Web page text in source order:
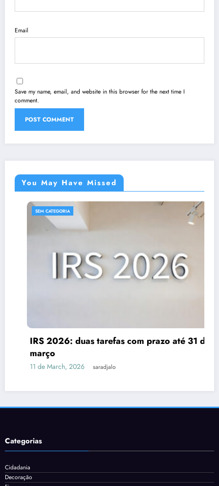
Email
Save my name, email, and website in this browser for the next time I
comment.
You May Have Missed
SEM CATEGORIA
IRS 2026: duas tarefas com prazo até 31 de
março
11 de March, 2026 saradjalo
Categorias
Cidadania
Decoração